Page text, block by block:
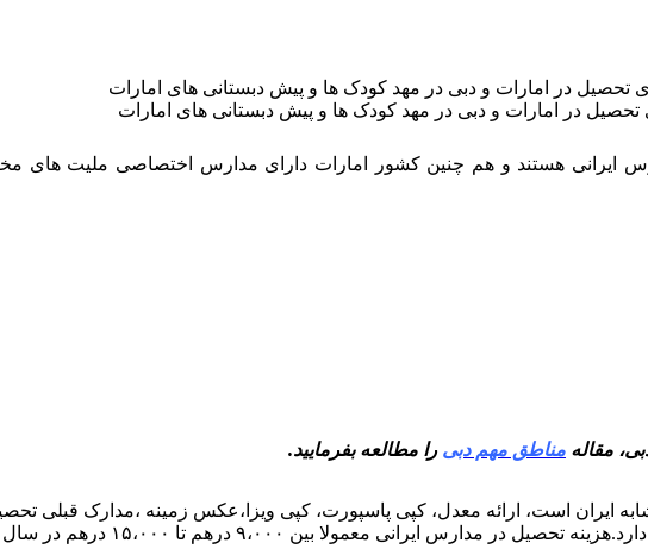
تحصیل در امارات و دبی در مهد کودک ها و پیش دبستانی های امارات
ایرانی هستند و هم چنین کشور امارات دارای مدارس اختصاصی ملیت های
مقاله مناطق مهم دبی را مطالعه بفرمایید.
مشابه ایران است، ارائه معدل، کپی پاسپورت، کپی ویزا،عکس زمینه ،مدارک قبلی
ایرانی معمولا بین ۹،۰۰۰ درهم تا ۱۵،۰۰۰ درهم در سال است.